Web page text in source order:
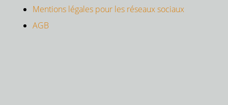
Mentions légales pour les réseaux sociaux
AGB